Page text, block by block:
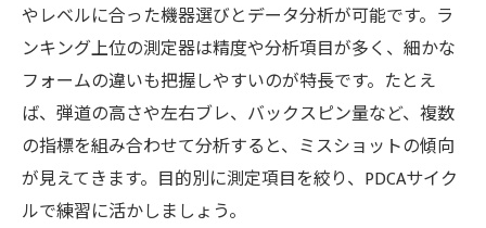
PDCAを意識したデータ管理と効率化の仕組
み
数値に基づく評価が成長を後押しする理由
シュミレーションゴルフで継続的な上達を
目指す
科学的根拠を活かした練習の実践ポイント
やレベルに合った機器選びとデータ分析が可能です。ラ
ンキング上位の測定器は精度や分析項目が多く、細かな
フォームの違いも把握しやすいのが特長です。たとえ
ば、弾道の高さや左右ブレ、バックスピン量など、複数
の指標を組み合わせて分析すると、ミスショットの傾向
が見えてきます。目的別に測定項目を絞り、PDCAサイク
ルで練習に活かしましょう。